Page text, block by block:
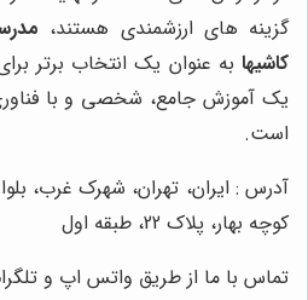
گزینه های ارزشمندی هستند،
کاشیها به عنوان یک انتخاب برتر
یک آموزش جامع، شخصی و با
است.
آدرس : ایران، تهران، شهرک غرب،
کوچه بهار، پلاک 22، طبقه اول
تماس با ما از طریق واتس اپ و تلگرام مدرسه: